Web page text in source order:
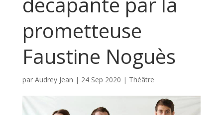
prometteuse
Faustine Noguès
par Audrey Jean | 24 Sep 2020 | Théâtre